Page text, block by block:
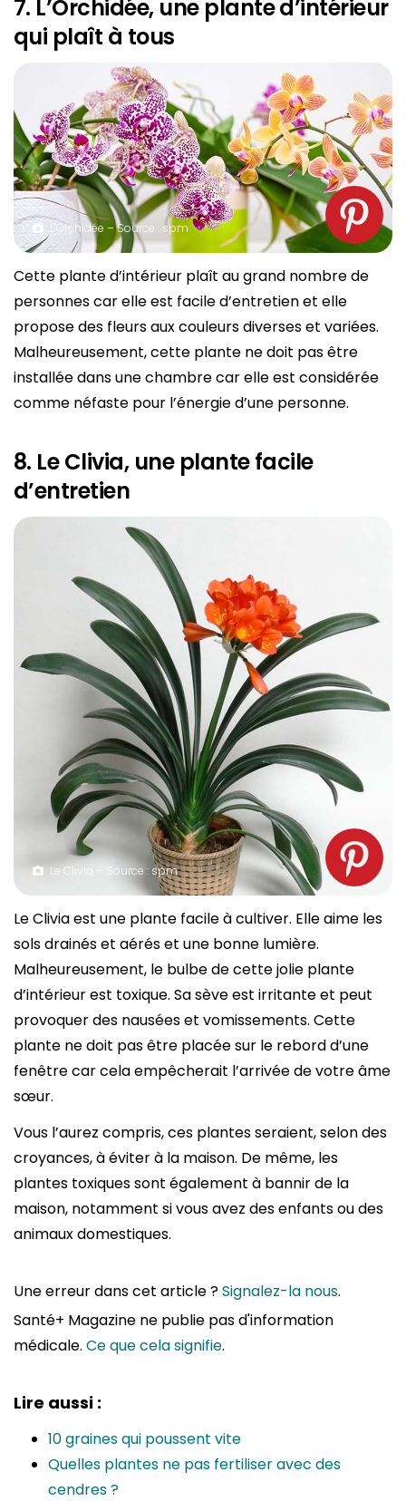
7. L’Orchidée, une plante d’intérieur
qui plaît à tous
L’Orchidée – Source : spm
Cette plante d’intérieur plaît au grand nombre de
personnes car elle est facile d’entretien et elle
propose des fleurs aux couleurs diverses et variées.
Malheureusement, cette plante ne doit pas être
installée dans une chambre car elle est considérée
comme néfaste pour l’énergie d’une personne.
8. Le Clivia, une plante facile
d’entretien
Le Clivia – Source : spm
Le Clivia est une plante facile à cultiver. Elle aime les
sols drainés et aérés et une bonne lumière.
Malheureusement, le bulbe de cette jolie plante
d’intérieur est toxique. Sa sève est irritante et peut
provoquer des nausées et vomissements. Cette
plante ne doit pas être placée sur le rebord d’une
fenêtre car cela empêcherait l’arrivée de votre âme
sœur.
Vous l’aurez compris, ces plantes seraient, selon des
croyances, à éviter à la maison. De même, les
plantes toxiques sont également à bannir de la
maison, notamment si vous avez des enfants ou des
animaux domestiques.
Une erreur dans cet article ?Signalez-la nous.
Santé+ Magazine ne publie pas d'information
médicale. Ce que cela signifie.
Lire aussi :
10 graines qui poussent vite
Quelles plantes ne pas fertiliser avec des
cendres ?